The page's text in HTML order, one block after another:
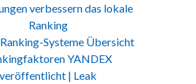
verbessern das lokale
Ranking
Systeme Übersicht
YANDEX
veröffentlicht | Leak